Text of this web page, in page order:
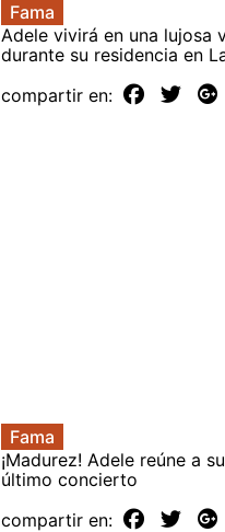
Fama
Adele vivirá en una lujosa
durante su residencia en
compartir en:
Fama
¡Madurez! Adele reúne a
último concierto
compartir en: